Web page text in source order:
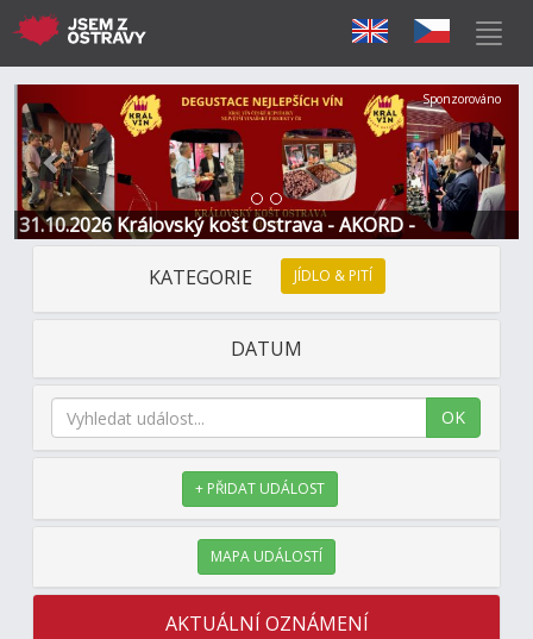
31.10.2026 Královský košt Ostrava - AKORD -
Restaurace a Hotel
Předchozí Další
Sponzorováno
KATEGORIE JÍDLO & PITÍ
DATUM
OK
+ PŘIDAT UDÁLOST
MAPA UDÁLOSTÍ
AKTUÁLNÍ OZNÁMENÍ